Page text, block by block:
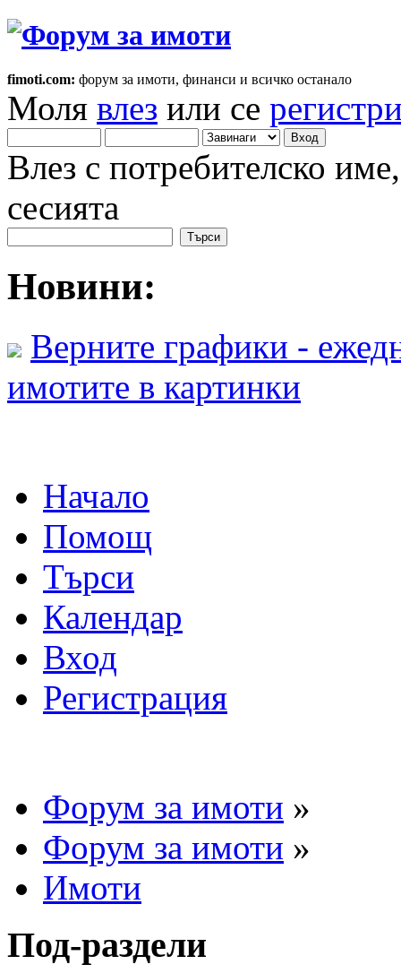
fimoti.com: форум за имоти, финанси и всичко останало
Моля влез или се
Влез с потребителско
сесията
Новини:
Верните графики -
имотите в картинки
Начало
Помощ
Търси
Календар
Вход
Регистрация
Форум за имоти »
Форум за имоти »
Имоти
Под-раздели